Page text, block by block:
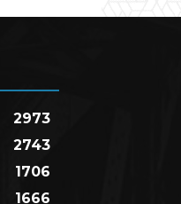
2973
2743
1706
1666